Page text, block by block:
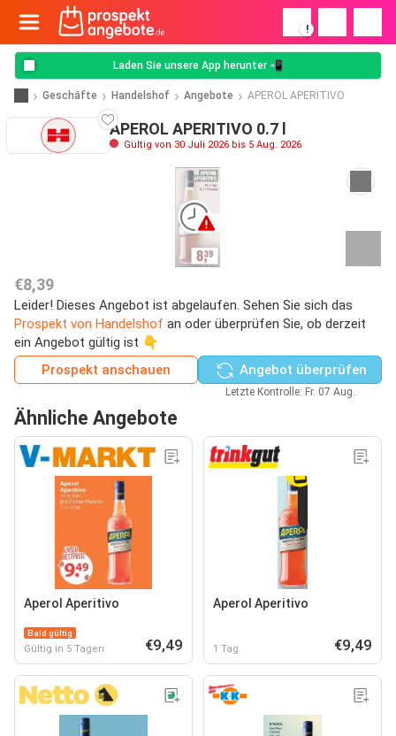
!
Laden Sie unsere App herunter 📲
Geschäfte Handelshof Angebote APEROL APERITIVO
APEROL APERITIVO 0.7 l
Gültig von 30 Juli 2026 bis 5 Aug. 2026
€8,39
Leider! Dieses Angebot ist abgelaufen. Sehen Sie sich das
Prospekt von Handelshof an oder überprüfen Sie, ob derzeit
ein Angebot gültig ist 👇
Prospekt anschauen
Angebot überprüfen
Letzte Kontrolle: Fr. 07 Aug.
Ähnliche Angebote
Aperol Aperitivo
Bald gültig
Gültig in 5 Tagen €9,49
Aperol Aperitivo
1 Tag €9,49